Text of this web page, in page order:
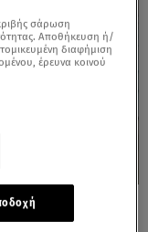
σάρωση
Αποθήκευση ή/
διαφήμιση
έρευνα κοινού